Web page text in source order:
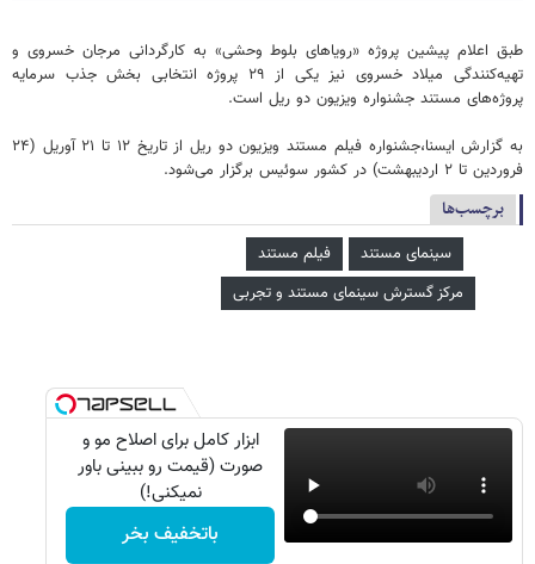
طبق اعلام پیشین پروژه «رویاهای بلوط وحشی» به کارگردانی مرجان خسروی و
تهیه‌کنندگی میلاد خسروی نیز یکی از ۲۹ پروژه انتخابی بخش جذب سرمایه
پروژه‌های مستند جشنواره ویزیون دو ریل است.
به گزارش ایسنا،جشنواره فیلم مستند ویزیون دو ریل از تاریخ ۱۲ تا ۲۱ آوریل (۲۴
فروردین تا ۲ اردیبهشت) در کشور سوئیس برگزار می‌شود.
برچسب‌ها
سینمای مستند
فیلم مستند
مرکز گسترش سینمای مستند و تجربی
ابزار کامل برای اصلاح مو و
صورت (قیمت رو ببینی باور
نمیکنی!)
باتخفیف بخر